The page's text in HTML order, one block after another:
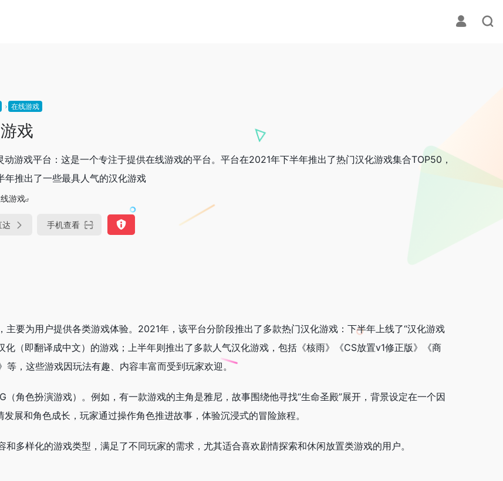
在线游戏
戏
动游戏平台：这是一个专注于提供在线游戏的平台。平台在2021年下半年推出了热门汉化游戏集合TOP50，
年推出了一些最具人气的汉化游戏
游戏
达 手机查看
要为用户提供各类游戏体验。2021年，该平台分阶段推出了多款热门汉化游戏：下半年上线了“汉化游戏
（即翻译成中文）的游戏；上半年则推出了多款人气汉化游戏，包括《核雨》《CS放置v1修正版》《商
等，这些游戏因玩法有趣、内容丰富而受到玩家欢迎。
角色扮演游戏）。例如，有一款游戏的主角是雅尼，故事围绕他寻找“生命圣殿”展开，背景设定在一个因
展和角色成长，玩家通过操作角色推进故事，体验沉浸式的冒险旅程。
多样化的游戏类型，满足了不同玩家的需求，尤其适合喜欢剧情探索和休闲放置类游戏的用户。